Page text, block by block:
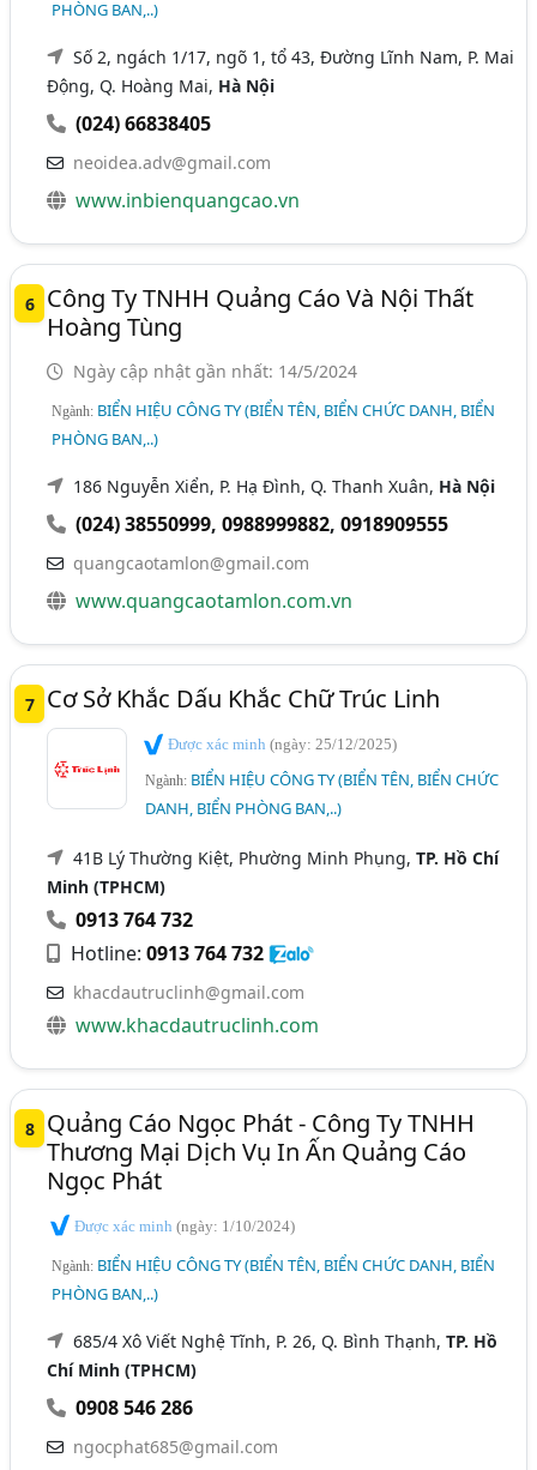
PHÒNG BAN,..)
Số 2, ngách 1/17, ngõ 1, tổ 43, Đường Lĩnh Nam, P. Mai
Động, Q. Hoàng Mai, Hà Nội
(024) 66838405
neoidea.adv@gmail.com
www.inbienquangcao.vn
6
Công Ty TNHH Quảng Cáo Và Nội Thất
Hoàng Tùng
Ngày cập nhật gần nhất: 14/5/2024
Ngành: BIỂN HIỆU CÔNG TY (BIỂN TÊN, BIỂN CHỨC DANH, BIỂN
PHÒNG BAN,..)
186 Nguyễn Xiển, P. Hạ Đình, Q. Thanh Xuân, Hà Nội
(024) 38550999,0988999882,0918909555
quangcaotamlon@gmail.com
www.quangcaotamlon.com.vn
7 Cơ Sở Khắc Dấu Khắc Chữ Trúc Linh
Được xác minh(ngày: 25/12/2025)
Ngành: BIỂN HIỆU CÔNG TY (BIỂN TÊN, BIỂN CHỨC
DANH, BIỂN PHÒNG BAN,..)
41B Lý Thường Kiệt, Phường Minh Phụng,TP. Hồ Chí
Minh (TPHCM)
0913 764 732
Hotline:0913 764 732
khacdautruclinh@gmail.com
www.khacdautruclinh.com
8
Quảng Cáo Ngọc Phát - Công Ty TNHH
Thương Mại Dịch Vụ In Ấn Quảng Cáo
Ngọc Phát
Được xác minh(ngày: 1/10/2024)
Ngành: BIỂN HIỆU CÔNG TY (BIỂN TÊN, BIỂN CHỨC DANH, BIỂN
PHÒNG BAN,..)
685/4 Xô Viết Nghệ Tĩnh, P. 26, Q. Bình Thạnh,TP. Hồ
Chí Minh (TPHCM)
0908 546 286
ngocphat685@gmail.com